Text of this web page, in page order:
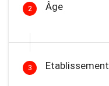
2 Âge
3 Etablissement